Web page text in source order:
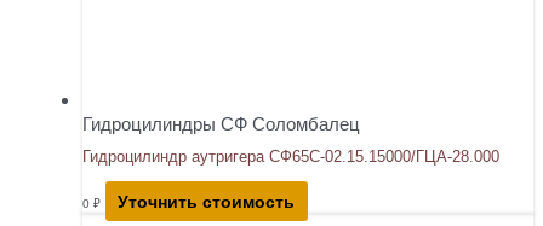
Гидроцилиндры СФ Соломбалец
Гидроцилиндр аутригера СФ65С-02.15.15000/ГЦА-28.000
0 ₽ Уточнить стоимость